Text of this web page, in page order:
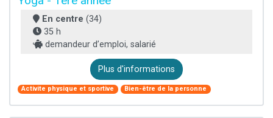
En centre (34)
35 h
demandeur d’emploi, salarié
Plus d'informations
Activite physique et sportive Bien-être de la personne